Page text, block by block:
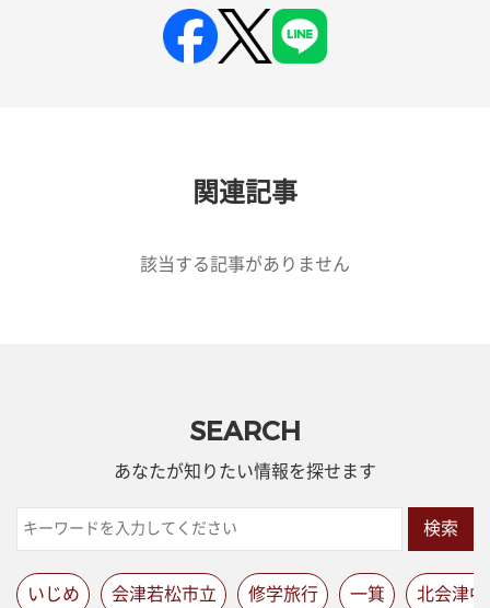
関連記事
該当する記事がありません
SEARCH
あなたが知りたい情報を探せます
検索
いじめ 会津若松市立 修学旅行 一箕 北会津中